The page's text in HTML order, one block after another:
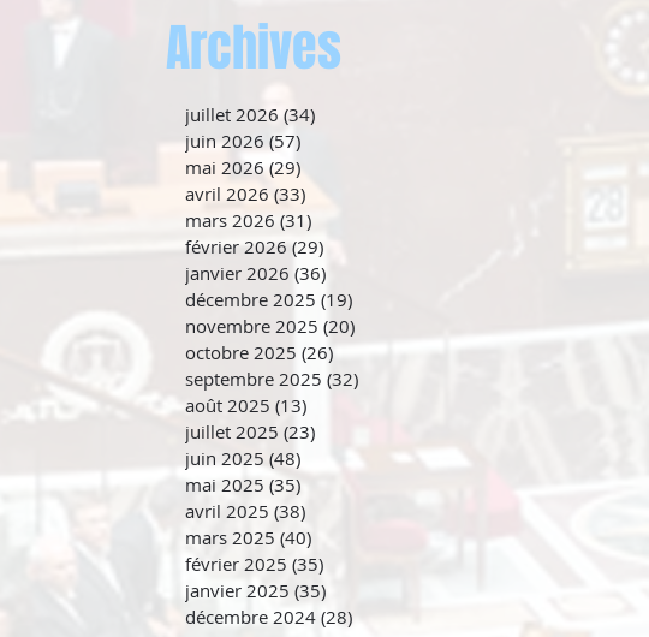
Archives
juillet 2026 (34)
juin 2026 (57)
mai 2026 (29)
avril 2026 (33) 33 posts
mars 2026 (31)
février 2026 (29)
janvier 2026 (36)
décembre 2025 (19)
novembre 2025 (20)
octobre 2025 (26)
septembre 2025 (32)
août 2025 (13)
juillet 2025 (23)
juin 2025 (48) 48 posts
mai 2025 (35)
avril 2025 (38)
mars 2025 (40)
février 2025 (35)
janvier 2025 (35)
décembre 2024 (28)